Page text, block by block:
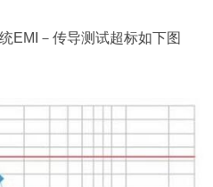
EMI－传导测试超标如下图